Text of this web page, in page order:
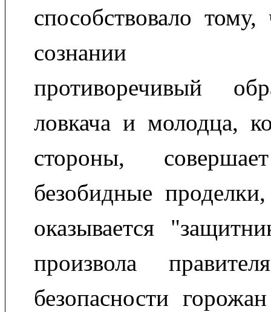
способствовало
сознании
противоречивый
ловкача и молодца,
стороны,
безобидные
оказывается
произвола
безопасности